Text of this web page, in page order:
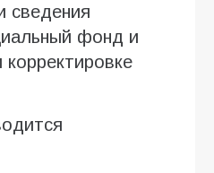
сведения
фонд и